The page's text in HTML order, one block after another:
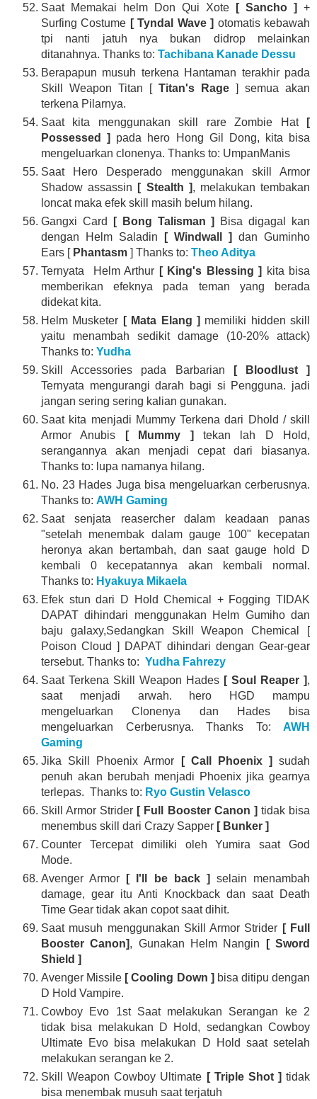
Saat Memakai helm Don Qui Xote
[ Sancho ]
+
Surfing Costume [ Tyndal Wave ] otomatis kebawah
tpi nanti jatuh nya bukan didrop melainkan
ditanahnya. Thanks to: Tachibana Kanade Dessu
Berapapun musuh terkena Hantaman terakhir pada
Skill Weapon Titan [ Titan's Rage ] semua akan
terkena Pilarnya.
Saat kita menggunakan skill rare Zombie Hat
[
Possessed ]
pada hero Hong Gil Dong, kita bisa
mengeluarkan clonenya. Thanks to: UmpanManis
Saat Hero Desperado menggunakan skill Armor
Shadow assassin
[ Stealth ], melakukan tembakan
loncat maka efek skill masih belum hilang.
Gangxi Card
[ Bong Talisman ]
Bisa digagal kan
dengan Helm Saladin
[ Windwall ] dan Guminho
Ears [ Phantasm ] Thanks to: Theo Aditya
Ternyata Helm Arthur [ King's Blessing ]
kita bisa
memberikan efeknya pada teman yang berada
didekat kita.
Helm Musketer [ Mata Elang ] memiliki hidden skill
yaitu menambah sedikit damage (10-20% attack)
Thanks to: Yudha
Skill Accessories pada Barbarian
[ Bloodlust ]
Ternyata mengurangi darah bagi si Pengguna. jadi
jangan sering sering kalian gunakan.
Saat kita menjadi Mummy Terkena dari Dhold / skill
Armor Anubis
[ Mummy ] tekan lah D Hold,
serangannya akan menjadi cepat dari biasanya.
Thanks to: lupa namanya hilang.
No. 23 Hades Juga bisa mengeluarkan cerberusnya.
Thanks to: AWH Gaming
Saat senjata reasercher dalam keadaan panas
"setelah menembak dalam gauge 100" kecepatan
heronya akan bertambah, dan saat gauge hold D
kembali 0 kecepatannya akan kembali normal.
Thanks to: Hyakuya Mikaela
Efek stun dari D Hold Chemical + Fogging TIDAK
DAPAT dihindari menggunakan Helm Gumiho dan
baju galaxy,Sedangkan Skill Weapon Chemical [
Poison Cloud ] DAPAT dihindari dengan Gear-gear
tersebut. Thanks to: Yudha Fahrezy
Saat Terkena Skill Weapon Hades [ Soul Reaper ],
saat menjadi arwah. hero HGD mampu
mengeluarkan Clonenya dan Hades bisa
mengeluarkan Cerberusnya. Thanks To: AWH
Gaming
Jika Skill Phoenix Armor
[ Call Phoenix ]
sudah
penuh akan berubah menjadi Phoenix jika gearnya
terlepas. Thanks to: Ryo Gustin Velasco
Skill Armor Strider [ Full Booster Canon ] tidak bisa
menembus skill dari Crazy Sapper [ Bunker ]
Counter Tercepat dimiliki oleh Yumira saat God
Mode.
Avenger Armor
[ I'll be back ]
selain menambah
damage, gear itu Anti Knockback dan saat Death
Time Gear tidak akan copot saat dihit.
Saat musuh menggunakan Skill Armor Strider [ Full
Booster Canon], Gunakan Helm Nangin
[ Sword
Shield ]
Avenger Missile [ Cooling Down ] bisa ditipu dengan
D Hold Vampire.
Cowboy Evo 1st Saat melakukan Serangan ke 2
tidak bisa melakukan D Hold, sedangkan Cowboy
Ultimate Evo bisa melakukan D Hold saat setelah
melakukan serangan ke 2.
Skill Weapon Cowboy Ultimate [ Triple Shot ] tidak
bisa menembak musuh saat terjatuh